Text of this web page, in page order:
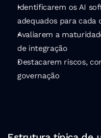
Identificarem os AI
adequados para cada
Avaliarem a
de integração
Destacarem riscos,
governação